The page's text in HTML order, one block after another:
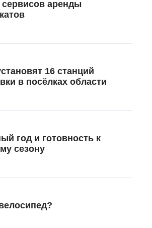
аренды
16 станций
в посёлках области
год и готовность к
сезону